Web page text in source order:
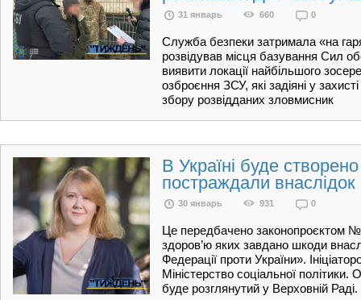
31 январь 660 0
Служба безпеки затримала «на
розвідував місця базування Сил
виявити локації найбільшого
озброєння ЗСУ, які задіяні у
збору розвідданих зловмисник
В Україні буде
постраждали внаслідок
30 январь 931 0
Це передбачено законопроєктом
здоров’ю яких завдано шкоди
Федерації проти України».
Міністерство соціальної
буде розглянутий у Верховній